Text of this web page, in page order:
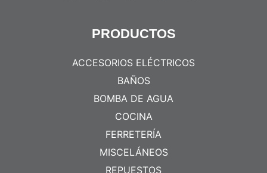
PRODUCTOS
ACCESORIOS ELÉCTRICOS
BAÑOS
BOMBA DE AGUA
COCINA
FERRETERÍA
MISCELÁNEOS
REPUESTOS